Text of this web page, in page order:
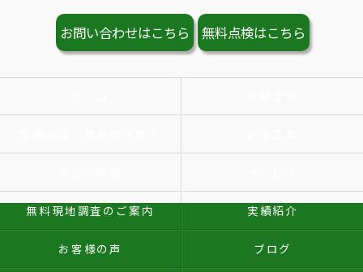
お問い合わせはこちら 無料点検はこちら
無料現地調査のご案内 実績紹介
お客様の声 ブログ